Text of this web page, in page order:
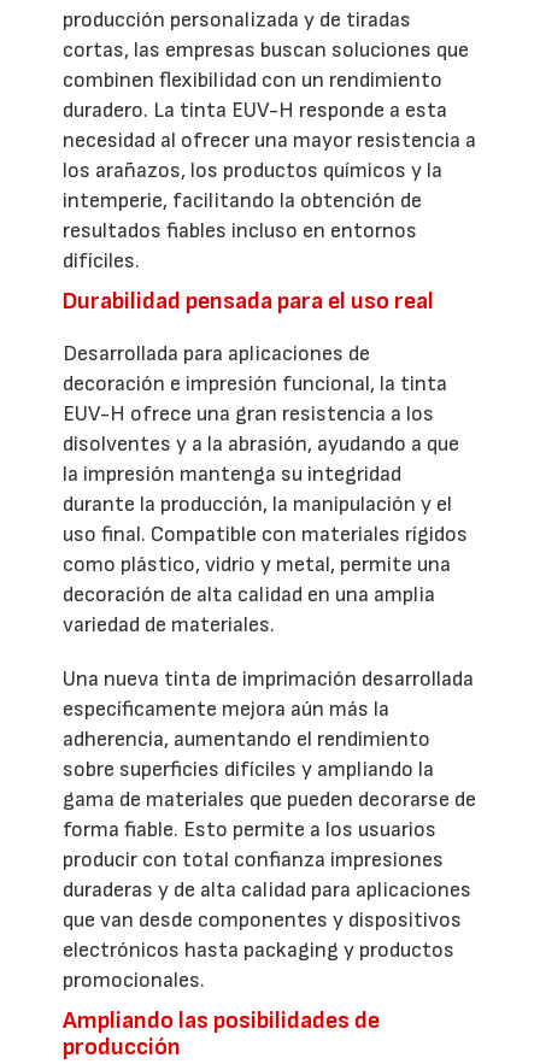
producción personalizada y de tiradas
cortas, las empresas buscan soluciones que
combinen flexibilidad con un rendimiento
duradero. La tinta EUV-H responde a esta
necesidad al ofrecer una mayor resistencia a
los arañazos, los productos químicos y la
intemperie, facilitando la obtención de
resultados fiables incluso en entornos
difíciles.
Durabilidad pensada para el uso real
Desarrollada para aplicaciones de
decoración e impresión funcional, la tinta
EUV-H ofrece una gran resistencia a los
disolventes y a la abrasión, ayudando a que
la impresión mantenga su integridad
durante la producción, la manipulación y el
uso final. Compatible con materiales rígidos
como plástico, vidrio y metal, permite una
decoración de alta calidad en una amplia
variedad de materiales.
Una nueva tinta de imprimación desarrollada
específicamente mejora aún más la
adherencia, aumentando el rendimiento
sobre superficies difíciles y ampliando la
gama de materiales que pueden decorarse de
forma fiable. Esto permite a los usuarios
producir con total confianza impresiones
duraderas y de alta calidad para aplicaciones
que van desde componentes y dispositivos
electrónicos hasta packaging y productos
promocionales.
Ampliando las posibilidades de
producción